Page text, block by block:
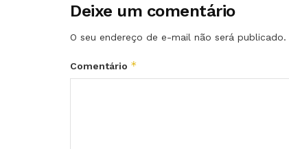
Deixe um comentário
O seu endereço de e-mail não será publicado.
Comentário *